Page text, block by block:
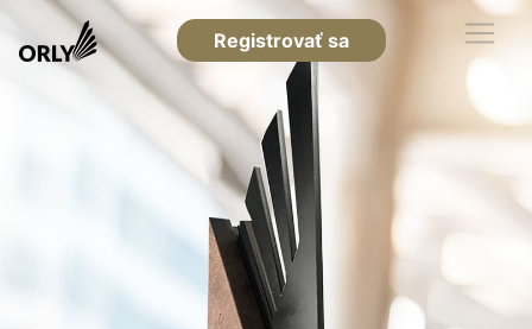
Registrovať sa